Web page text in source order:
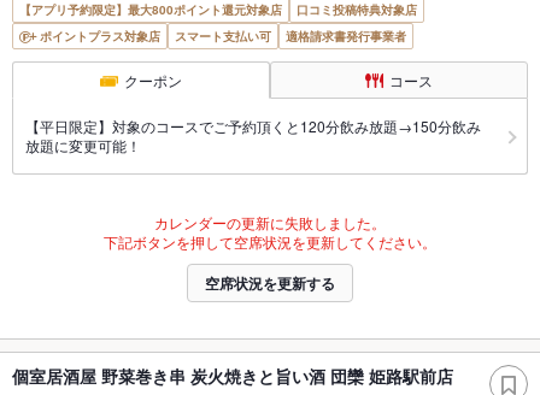
【アプリ予約限定】最大800ポイント還元対象店
口コミ投稿特典対象店
ポイントプラス対象店
スマート支払い可 適格請求書発行事業者
クーポン コース
【平日限定】対象のコースでご予約頂くと120分飲み放題→150分飲み
放題に変更可能！
カレンダーの更新に失敗しました。
下記ボタンを押して空席状況を更新してください。
空席状況を更新する
個室居酒屋 野菜巻き串 炭火焼きと旨い酒 団欒 姫路駅前店